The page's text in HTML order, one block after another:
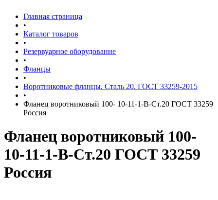
Главная страница
•
Каталог товаров
•
Резервуарное оборудование
•
Фланцы
•
Воротниковые фланцы. Сталь 20. ГОСТ 33259-2015
•
Фланец воротниковый 100- 10-11-1-В-Ст.20 ГОСТ 33259
Россия
Фланец воротниковый 100-
10-11-1-В-Ст.20 ГОСТ 33259
Россия